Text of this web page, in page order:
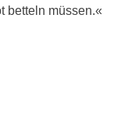
betteln müssen.«